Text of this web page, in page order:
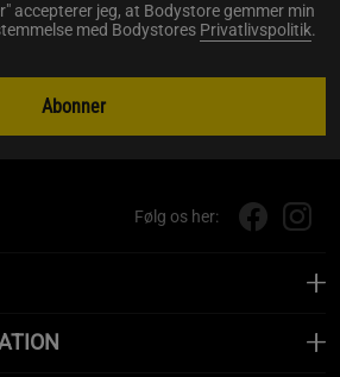
accepterer jeg, at Bodystore gemmer min
med Bodystores Privatlivspolitik.
Abonner
Følg os her: